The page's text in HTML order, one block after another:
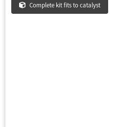
Complete kit fits to catalyst